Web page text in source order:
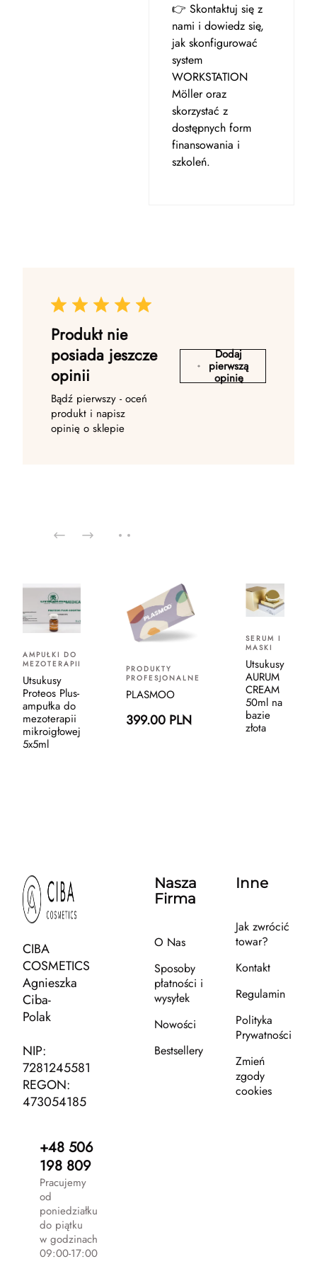
👉 Skontaktuj się z
nami i dowiedz się,
jak skonfigurować
system
WORKSTATION
Möller oraz
skorzystać z
dostępnych form
finansowania i
szkoleń.
Produkt nie
posiada jeszcze
opinii
Bądź pierwszy - oceń
produkt i napisz
opinię o sklepie
Dodaj
pierwszą
opinię
AMPUŁKI DO
MEZOTERAPII
Utsukusy
Proteos Plus-
ampułka do
mezoterapii
mikroigłowej
5x5ml
PRODUKTY
PROFESJONALNE
PLASMOO
399.00 PLN
SERUM I
MASKI
Utsukusy
AURUM
CREAM
50ml na
bazie
złota
CIBA
COSMETICS
Agnieszka
Ciba-
Polak
NIP:
7281245581
REGON:
473054185
+48 506
198 809
Pracujemy
od
poniedziałku
do piątku
w godzinach
09:00-17:00
Nasza
Firma
O Nas
Sposoby
płatności i
wysyłek
Nowości
Bestsellery
Inne
Jak zwrócić
towar?
Kontakt
Regulamin
Polityka
Prywatności
Zmień
zgody
cookies